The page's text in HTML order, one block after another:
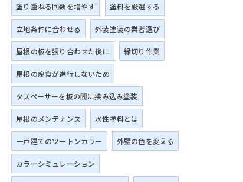
塗り重ねる回数を増やす 塗料を厳選する
立地条件に合わせる 外装塗装の業者選び
屋根の板を張り合わせた後に 縁切り作業
屋根の腐食が進行しないため
タスペーサーを板の間に挟み込み塗装
屋根のメンテナンス 水性塗料とは
一戸建てのツートンカラー 外壁の色を変える
カラーシミュレーション